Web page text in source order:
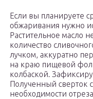
Если вы планируете
обжаривания нужно
Растительное масло
количество
лучком, аккуратно
на краю пищевой
колбаской.
Полученный сверток
необходимости